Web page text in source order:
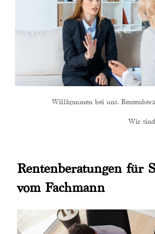
Willkommen bei uns.
Wir
Rentenberatungen für
vom Fachmann